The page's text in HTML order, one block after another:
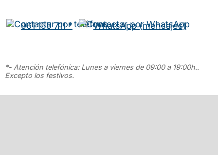
961 155 711 * WhatsApp (mensajes)
*- Atención telefónica: Lunes a viernes de 09:00 a 19:00h..
Excepto los festivos.